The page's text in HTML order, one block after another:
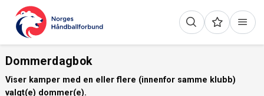
Dommerdagbok
Viser kamper med en eller flere (innenfor samme klubb)
valgt(e) dommer(e).